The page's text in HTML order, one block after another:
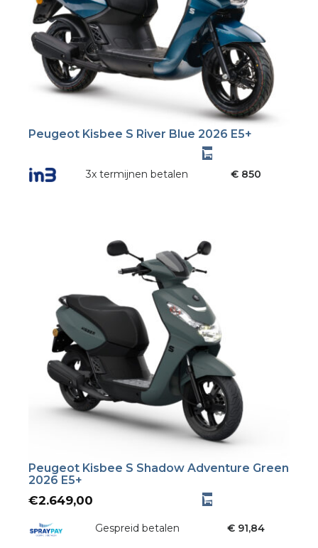
Peugeot Kisbee S River Blue 2026 E5+
3x termijnen betalen € 850
Peugeot Kisbee S Shadow Adventure Green
2026 E5+
€2.649,00
Gespreid betalen € 91,84